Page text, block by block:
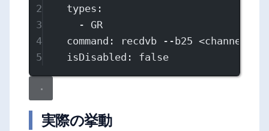
2
types :
3
- GR
4
command :
recdvb --b25 <channel>
5
isDisabled : false
実際の挙動